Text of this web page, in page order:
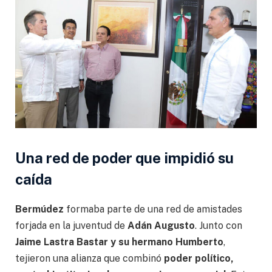
Una red de poder que impidió su
caída
Bermúdez formaba parte de una red de amistades
forjada en la juventud de Adán Augusto. Junto con
Jaime Lastra Bastar y su hermano Humberto,
tejieron una alianza que combinó poder político,